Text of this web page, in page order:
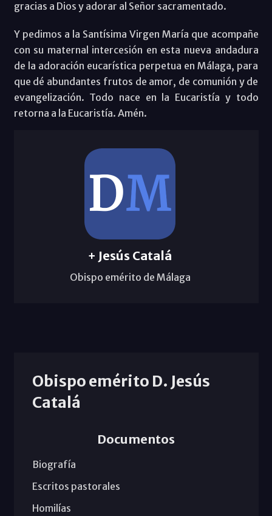
gracias a Dios y adorar al Señor sacramentado.
Y pedimos a la Santísima Virgen María que acompañe
con su maternal intercesión en esta nueva andadura
de la adoración eucarística perpetua en Málaga, para
que dé abundantes frutos de amor, de comunión y de
evangelización. Todo nace en la Eucaristía y todo
retorna a la Eucaristía. Amén.
+ Jesús Catalá
Obispo emérito de Málaga
Obispo emérito D. Jesús
Catalá
Documentos
Biografía
Escritos pastorales
Homilías